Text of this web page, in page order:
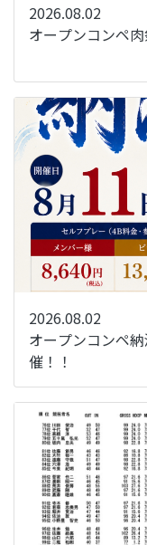
2026.08.02
オープンコンペ
2026.08.02
オープンコンペ
催！！